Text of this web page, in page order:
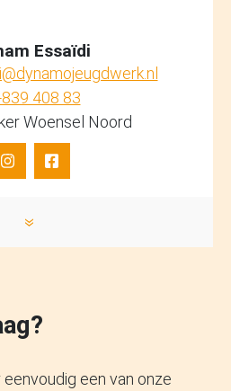
Essaïdi
408 83
Woensel Noord
»
een van onze